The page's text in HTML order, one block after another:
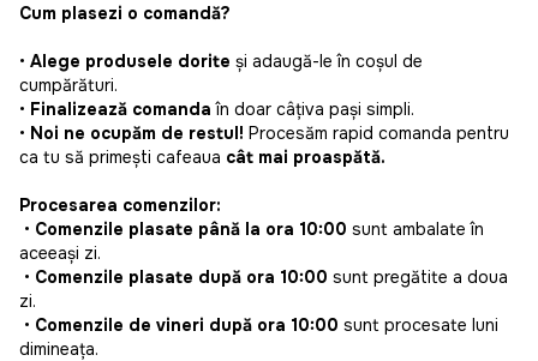
Cum plasezi o comandă?
• Alege produsele dorite și adaugă-le în coșul de
cumpărături.
• Finalizează comanda în doar câțiva pași simpli.
• Noi ne ocupăm de restul! Procesăm rapid comanda pentru
ca tu să primești cafeaua cât mai proaspătă.
Procesarea comenzilor:
• Comenzile plasate până la ora 10:00 sunt ambalate în
aceeași zi.
• Comenzile plasate după ora 10:00 sunt pregătite a doua
zi.
• Comenzile de vineri după ora 10:00 sunt procesate luni
dimineața.